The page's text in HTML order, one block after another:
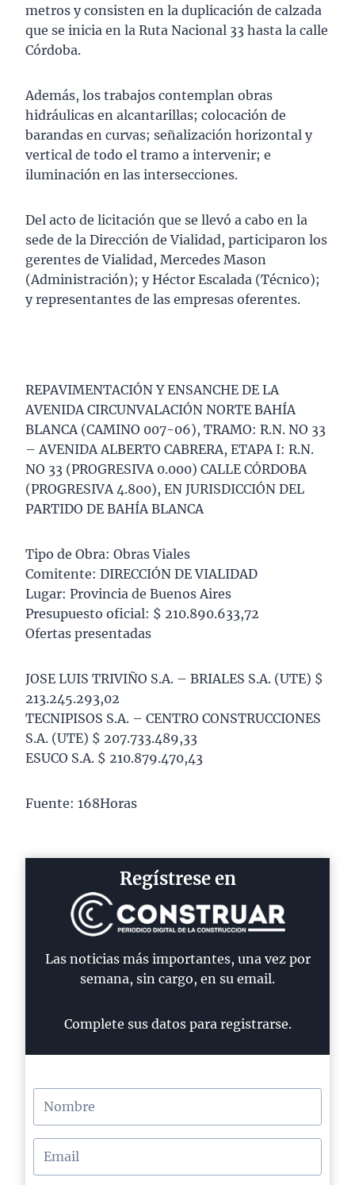
metros y consisten en la duplicación de calzada
que se inicia en la Ruta Nacional 33 hasta la calle
Córdoba.
Además, los trabajos contemplan obras
hidráulicas en alcantarillas; colocación de
barandas en curvas; señalización horizontal y
vertical de todo el tramo a intervenir; e
iluminación en las intersecciones.
Del acto de licitación que se llevó a cabo en la
sede de la Dirección de Vialidad, participaron los
gerentes de Vialidad, Mercedes Mason
(Administración); y Héctor Escalada (Técnico);
y representantes de las empresas oferentes.
REPAVIMENTACIÓN Y ENSANCHE DE LA
AVENIDA CIRCUNVALACIÓN NORTE BAHÍA
BLANCA (CAMINO 007-06), TRAMO: R.N. NO 33
– AVENIDA ALBERTO CABRERA, ETAPA I: R.N.
NO 33 (PROGRESIVA 0.000) CALLE CÓRDOBA
(PROGRESIVA 4.800), EN JURISDICCIÓN DEL
PARTIDO DE BAHÍA BLANCA
Tipo de Obra: Obras Viales
Comitente: DIRECCIÓN DE VIALIDAD
Lugar: Provincia de Buenos Aires
Presupuesto oficial: $ 210.890.633,72
Ofertas presentadas
JOSE LUIS TRIVIÑO S.A. – BRIALES S.A. (UTE) $
213.245.293,02
TECNIPISOS S.A. – CENTRO CONSTRUCCIONES
S.A. (UTE) $ 207.733.489,33
ESUCO S.A. $ 210.879.470,43
Fuente: 168Horas
Regístrese en
Las noticias más importantes, una vez por
semana, sin cargo, en su email.
Complete sus datos para registrarse.